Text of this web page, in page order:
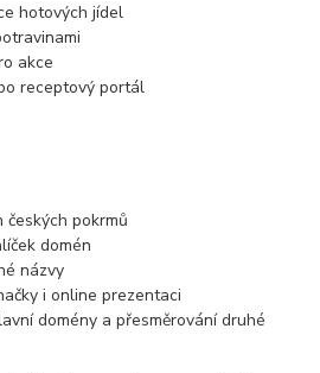
hotových jídel
akce
receptový portál
českých pokrmů
domén
názvy
i online prezentaci
domény a přesměrování druhé